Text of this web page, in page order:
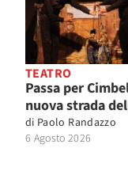
TEATRO
Passa per
nuova strada
di Paolo Randazzo
6 Agosto 2026